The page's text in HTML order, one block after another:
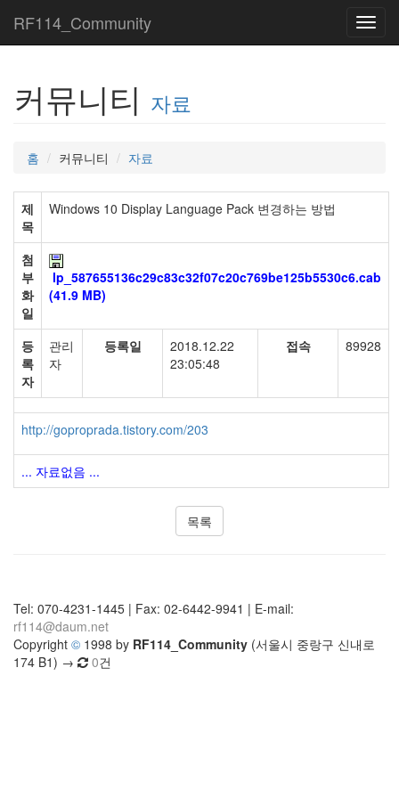
RF114_Community
커뮤니티 자료
홈 커뮤니티 자료
제
목
Windows 10 Display Language Pack 변경하는 방법
첨
부
화
일
lp_587655136c29c83c32f07c20c769be125b5530c6.cab
(41.9 MB)
등
록
자
관리
자
등록일
2018.12.22
23:05:48
접속 89928
http://goproprada.tistory.com/203
... 자료없음 ...
목록
Tel: 070-4231-1445 | Fax: 02-6442-9941 | E-mail:
rf114@daum.net
Copyright © 1998 by RF114_Community (서울시 중랑구 신내로
174 B1) →
0건